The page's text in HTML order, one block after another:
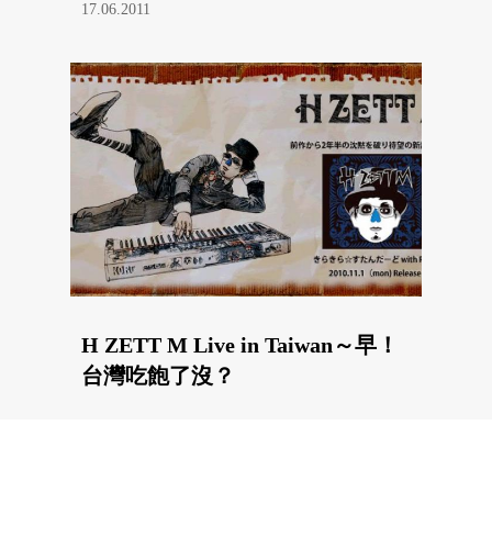
17.06.2011
H ZETT M Live in Taiwan～早！
台灣吃飽了沒？